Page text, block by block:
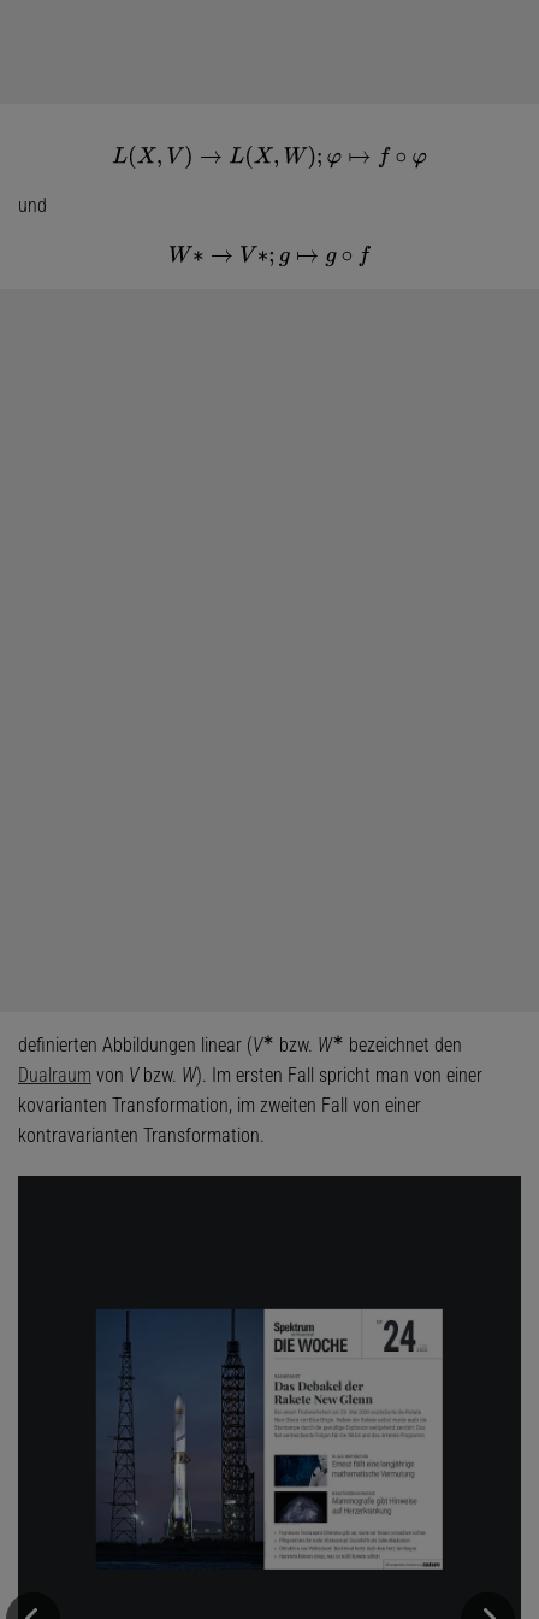
L( X,V →L(X,W);φ↦ f∘ φ
und
W∗ →V∗ ;g ↦g ∘f
definierten Abbildungen linear (V∗ bzw. W∗ bezeichnet den
Dualraum von Vbzw. W). Im ersten Fall spricht man von einer
kovarianten Transformation, im zweiten Fall von einer
kontravarianten Transformation.